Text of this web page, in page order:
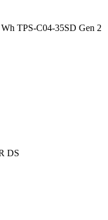
TPS-C04-35SD Gen 2
DS